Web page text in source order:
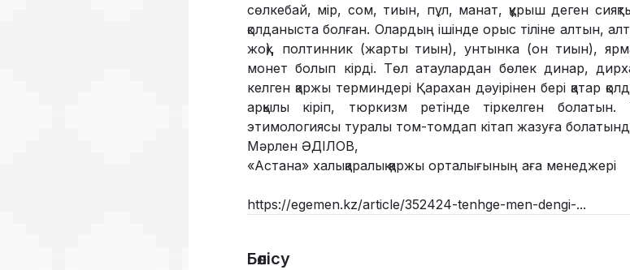
сөлкебай, мір, сом, тиын, пұл, манат, құрыш деген
қолданыста болған. Олардың ішінде орыс тіліне алтын,
жоқ), полтинник (жарты тиын), унтынка (он тиын),
монет болып кірді. Төл атаулардан бөлек динар,
келген қаржы терминдері Қарахан дәуірінен бері қатар
арқылы кіріп, тюркизм ретінде тіркелген
этимологиясы туралы том-томдап кітап жазуға
Мәрлен ӘДІЛОВ,
«Астана» халықаралық қаржы орталығының аға менеджері
https://egemen.kz/article/352424-tenhge-men-dengi-...
Бөлісу